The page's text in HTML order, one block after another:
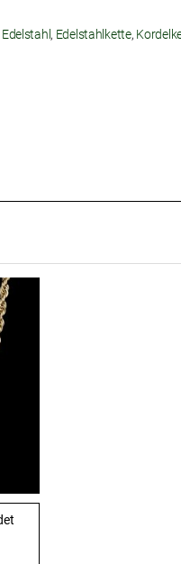
Edelstahl, Edelstahlkette,